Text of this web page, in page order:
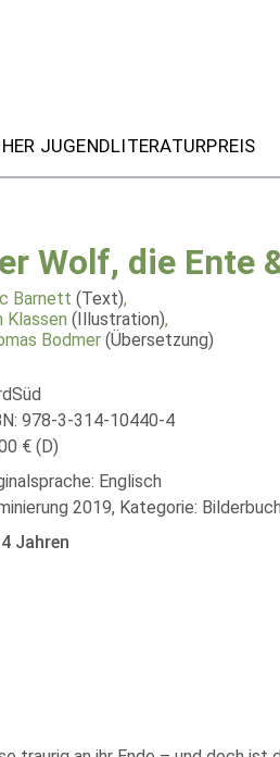
JUGENDLITERATURPREIS
Wolf, die Ente
Barnett (Text),
Klassen (Illustration),
Bodmer (Übersetzung)
978-3-314-10440-4
€ (D)
Englisch
2019, Kategorie: Bilderbuch
Jahren